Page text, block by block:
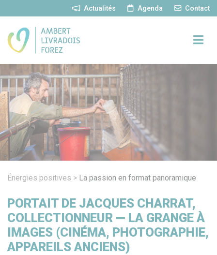
Actualités Agenda Contact
Énergies positives > La passion en format panoramique
PORTAIT DE JACQUES CHARRAT,
COLLECTIONNEUR — LA GRANGE À
IMAGES (CINÉMA, PHOTOGRAPHIE,
APPAREILS ANCIENS)
Panneau de gestion des cookies